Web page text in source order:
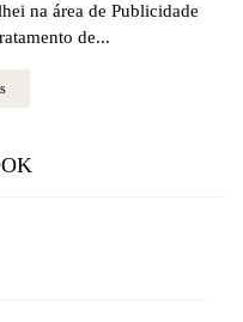
na área de Publicidade
de...